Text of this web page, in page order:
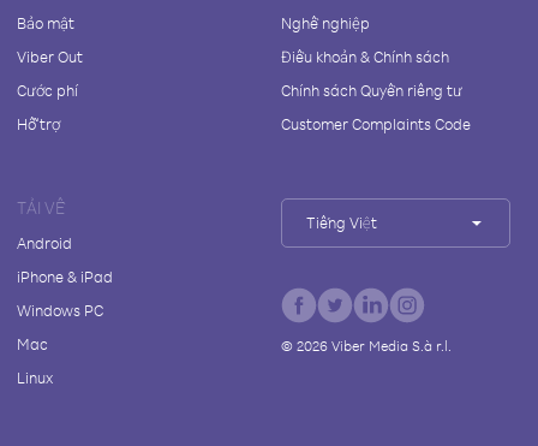
Bảo mật
Viber Out
Cước phí
Hỗ trợ
Nghề nghiệp
Điều khoản & Chính sách
Chính sách Quyền riêng tư
Customer Complaints Code
TẢI VỀ
Android
iPhone & iPad
Windows PC
Mac
Linux
Tiếng Việt
© 2026Viber Media S.à r.l.